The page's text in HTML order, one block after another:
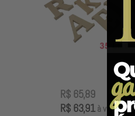
R$ 106,89
R$ 103,68à vista